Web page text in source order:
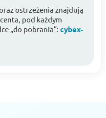
ostrzeżenia znajdują
pod każdym
„do pobrania”: cybex-